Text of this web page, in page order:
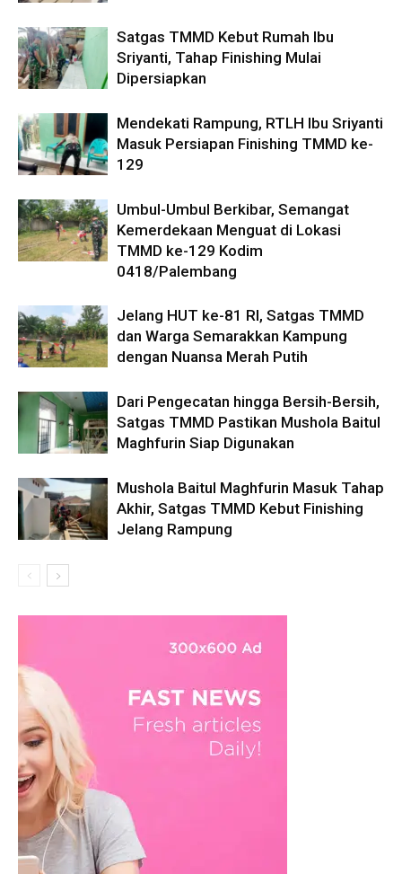
Satgas TMMD Kebut Rumah Ibu
Sriyanti, Tahap Finishing Mulai
Dipersiapkan
Mendekati Rampung, RTLH Ibu Sriyanti
Masuk Persiapan Finishing TMMD ke-
129
Umbul-Umbul Berkibar, Semangat
Kemerdekaan Menguat di Lokasi
TMMD ke-129 Kodim
0418/Palembang
Jelang HUT ke-81 RI, Satgas TMMD
dan Warga Semarakkan Kampung
dengan Nuansa Merah Putih
Dari Pengecatan hingga Bersih-Bersih,
Satgas TMMD Pastikan Mushola Baitul
Maghfurin Siap Digunakan
Mushola Baitul Maghfurin Masuk Tahap
Akhir, Satgas TMMD Kebut Finishing
Jelang Rampung